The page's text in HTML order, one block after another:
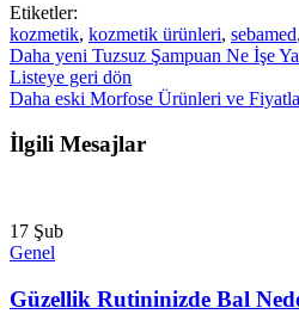
Etiketler:
kozmetik, kozmetik ürünleri, sebamed,
Daha yeni Tuzsuz Şampuan Ne İşe
Listeye geri dön
Daha eski Morfose Ürünleri ve
İlgili Mesajlar
17 Şub
Genel
Güzellik Rutininizde Bal